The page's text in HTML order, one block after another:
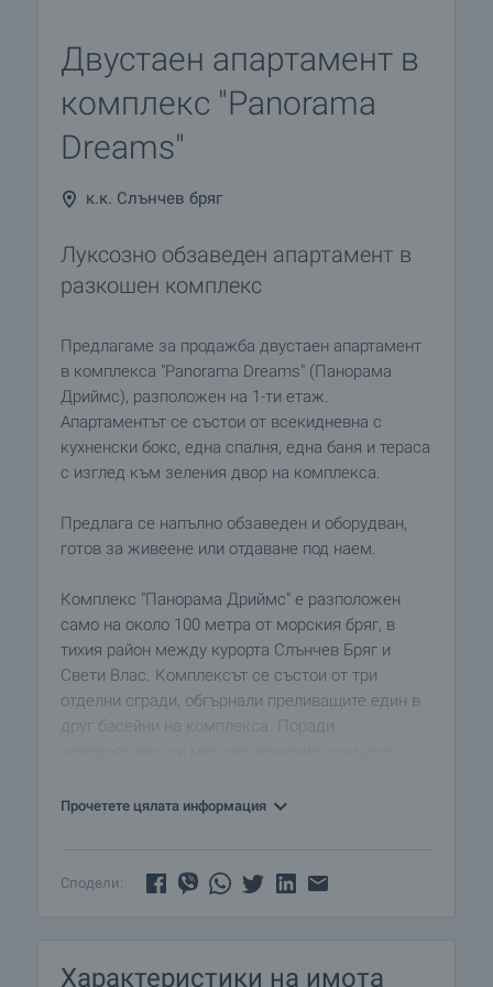
Двустаен апартамент в
комплекс "Panorama
Dreams"
к.к. Слънчев бряг
Луксозно обзаведен апартамент в
разкошен комплекс
Предлагаме за продажба двустаен апартамент
в комплекса "Panorama Dreams" (Панорама
Дриймс), разположен на 1-ти етаж.
Апартаментът се състои от всекидневна с
кухненски бокс, една спалня, една баня и тераса
с изглед към зеления двор на комплекса.
Предлага се напълно обзаведен и оборудван,
готов за живеене или отдаване под наем.
Комплекс "Панорама Дриймс" е разположен
само на около 100 метра от морския бряг, в
тихия район между курорта Слънчев Бряг и
Свети Влас. Комплексът се състои от три
отделни сгради, обгърнали преливащите един в
друг басейни на комплекса. Поради
част от апартаментите разполагат с
релакс и забавление: тенис корт, фитнес център,
Прочетете цялата информация
Сподели:
Характеристики на имота